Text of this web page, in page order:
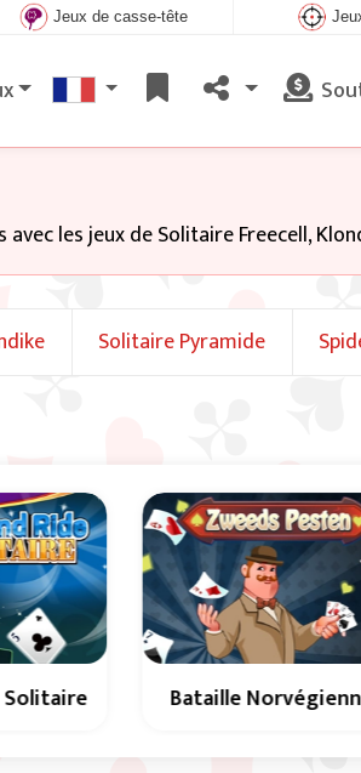
Jeux de casse-tête
les jeux de Solitaire Freecell,
Solitaire Pyramide
Shithead